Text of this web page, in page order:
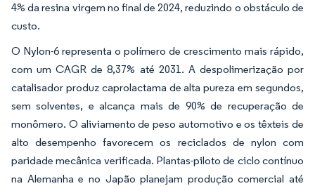
4% da resina virgem no final de 2024, reduzindo o obstáculo de
custo.
O Nylon-6 representa o polímero de crescimento mais rápido,
com um CAGR de 8,37% até 2031. A despolimerização por
catalisador produz caprolactama de alta pureza em segundos,
sem solventes, e alcança mais de 90% de recuperação de
monômero. O aliviamento de peso automotivo e os têxteis de
alto desempenho favorecem os reciclados de nylon com
paridade mecânica verificada. Plantas-piloto de ciclo contínuo
na Alemanha e no Japão planejam produção comercial até